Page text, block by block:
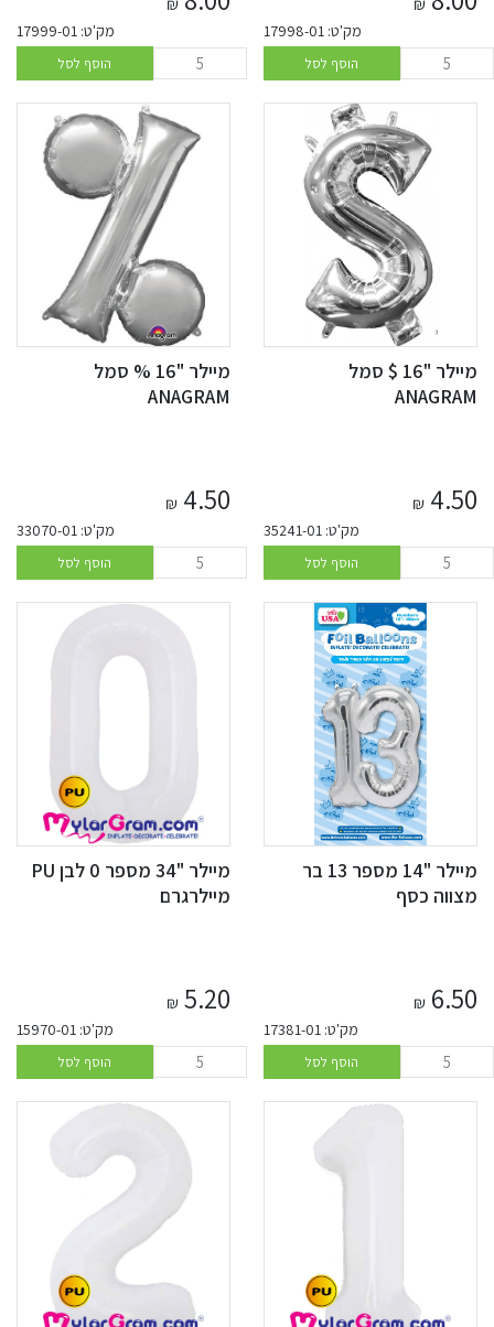
מק'ט: 17998-01
הוסף לסל
מק'ט: 17999-01
הוסף לסל
מיילר "16 $ סמל
ANAGRAM
4.50
₪
מק'ט: 35241-01
הוסף לסל
מיילר "16 % סמל
ANAGRAM
4.50
₪
מק'ט: 33070-01
הוסף לסל
מיילר "14 מספר 13 בר
מצווה כסף
6.50
₪
מק'ט: 17381-01
הוסף לסל
מיילר "34 מספר 0 לבן PU
מיילרגרם
5.20
₪
מק'ט: 15970-01
הוסף לסל